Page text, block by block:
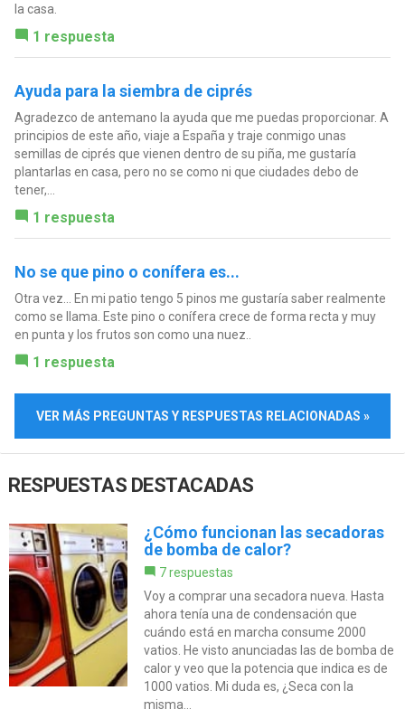
la casa.
1 respuesta
Ayuda para la siembra de ciprés
Agradezco de antemano la ayuda que me puedas proporcionar. A
principios de este año, viaje a España y traje conmigo unas
semillas de ciprés que vienen dentro de su piña, me gustaría
plantarlas en casa, pero no se como ni que ciudades debo de
tener,...
1 respuesta
No se que pino o conífera es...
Otra vez... En mi patio tengo 5 pinos me gustaría saber realmente
como se llama. Este pino o conífera crece de forma recta y muy
en punta y los frutos son como una nuez..
1 respuesta
VER MÁS PREGUNTAS Y RESPUESTAS RELACIONADAS »
RESPUESTAS DESTACADAS
¿Cómo funcionan las secadoras
de bomba de calor?
7 respuestas
Voy a comprar una secadora nueva. Hasta
ahora tenía una de condensación que
cuándo está en marcha consume 2000
vatios. He visto anunciadas las de bomba de
calor y veo que la potencia que indica es de
1000 vatios. Mi duda es, ¿Seca con la
misma...